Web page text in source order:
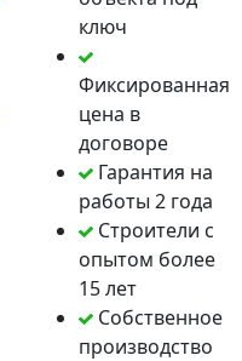
ключ
Фиксированная
цена в
договоре
Гарантия на
работы 2 года
Строители с
опытом более
15 лет
Собственное
производство